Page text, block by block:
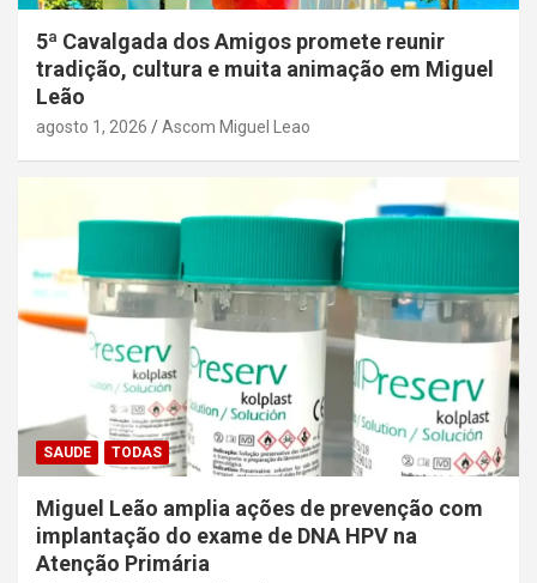
5ª Cavalgada dos Amigos promete reunir
tradição, cultura e muita animação em Miguel
Leão
agosto 1, 2026 Ascom Miguel Leao
SAUDE TODAS
Miguel Leão amplia ações de prevenção com
implantação do exame de DNA HPV na
Atenção Primária